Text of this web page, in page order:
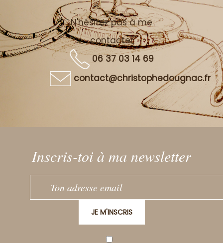
N'hésitez pas à me
contacter
06 37 03 14 69
contact@christophedougnac.fr
Inscris-toi à ma newsletter
JE M'INSCRIS